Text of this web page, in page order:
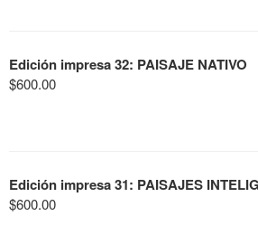
Edición impresa 32: PAISAJE NATIVO
$600.00
Edición impresa 31: PAISAJES
$600.00